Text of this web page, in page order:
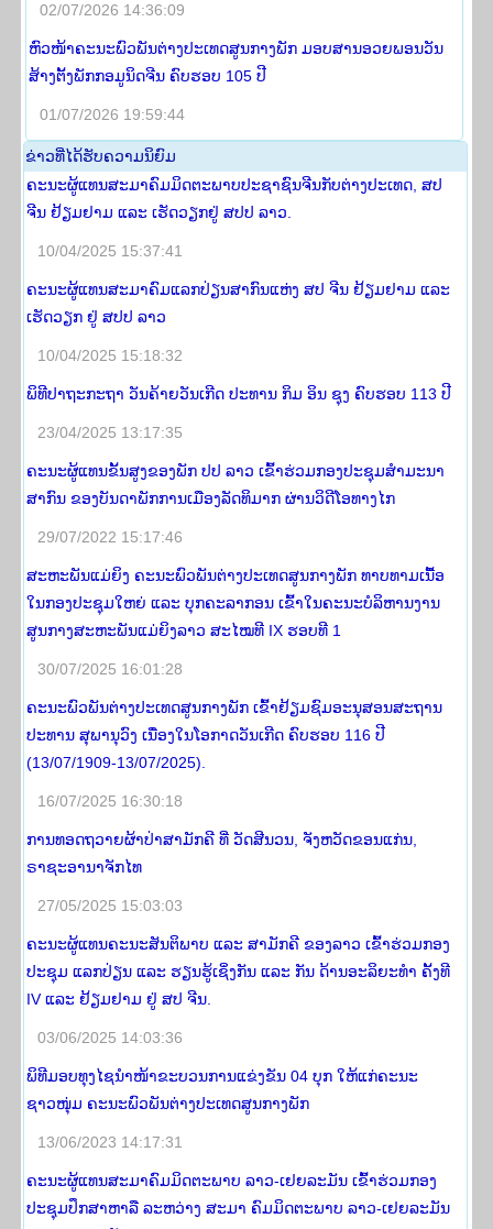
02/07/2026 14:36:09
ຫົວໜ້າຄະນະພົວພັນຕ່າງປະເທດສູນກາງພັກ ມອບສານອວຍພອນວັນ
ສ້າງຕັ້ງພັກກອມູນິດຈີນ ຄົບຮອບ 105 ປີ
01/07/2026 19:59:44
​ຂ່າວ​ທີ່​ໄດ້​ຮັບ​ຄວາມ​ນິ​ຍົມ
ຄະນະຜູ້ແທນສະມາຄົມມິດຕະພາບປະຊາຊົນຈີນກັບຕ່າງປະເທດ, ສປ
ຈີນ ຢ້ຽມຢາມ ແລະ ເຮັດວຽກຢູ່ ສປປ ລາວ.
10/04/2025 15:37:41
ຄະນະຜູ້ແທນສະມາຄົມແລກປ່ຽນສາກົນແຫ່ງ ສປ ຈີນ ຢ້ຽມຢາມ ແລະ
ເຮັດວຽກ ຢູ່ ສປປ ລາວ
10/04/2025 15:18:32
ພິທີປາຖະກະຖາ ວັນຄ້າຍວັນເກີດ ປະທານ ກິມ ອິນ ຊຸງ ຄົບຮອບ 113 ປີ
23/04/2025 13:17:35
ຄະນະຜູ້ແທນຂັ້ນສູງຂອງພັກ ປປ ລາວ ເຂົ້າຮ່ວມກອງປະຊຸມສໍາມະນາ
ສາກົນ ຂອງບັນດາພັກການເມືອງລັດທິມາກ ຜ່ານວິດີໂອທາງໄກ
29/07/2022 15:17:46
ສະຫະພັນແມ່ຍິງ ຄະນະພົວພັນຕ່າງປະເທດສູນກາງພັກ ທາບທາມເນື້ອ
ໃນກອງປະຊຸມໃຫຍ່ ແລະ ບຸກຄະລາກອນ ເຂົ້າໃນຄະນະບໍລິຫານງານ
ສູນກາງສະຫະພັນແມ່ຍິງລາວ ສະໄໝທີ IX ຮອບທີ 1
30/07/2025 16:01:28
ຄະນະພົວພັນຕ່າງປະເທດສູນກາງພັກ ເຂົ້າຢ້ຽມຊົມອະນຸສອນສະຖານ
ປະທານ ສຸພານຸວົງ ເນື່ອງໃນໂອກາດວັນເກີດ ຄົບຮອບ 116 ປີ
(13/07/1909-13/07/2025).
16/07/2025 16:30:18
ການທອດຖວາຍຜ້າປ່າສາມັກຄີ ທີ່ ວັດສີນວນ, ຈັງຫວັດຂອນແກ່ນ,
ຣາຊະອານາຈັກໄທ
27/05/2025 15:03:03
ຄະນະຜູ້ແທນຄະນະສັນຕິພາບ ແລະ ສາມັກຄີ ຂອງລາວ ເຂົ້າຮ່ວມກອງ
ປະຊຸມ ແລກປ່ຽນ ແລະ ຮຽນຮູ້ເຊິ່ງກັນ ແລະ ກັນ ດ້ານອະລິຍະທໍາ ຄັ້ງທີ
IV ແລະ ຢ້ຽມຢາມ ຢູ່ ສປ ຈີນ.
03/06/2025 14:03:36
ພິທີມອບທຸງໄຊນຳໜ້າຂະບວນການແຂ່ງຂັນ 04 ບຸກ ໃຫ້ແກ່ຄະນະ
ຊາວໜຸ່ມ ຄະນະພົວພັນຕ່າງປະເທດສູນກາງພັກ
13/06/2023 14:17:31
ຄະນະຜູ້ແທນສະມາຄົມມິດຕະພາບ ລາວ-ເຢຍລະມັນ ເຂົ້າຮ່ວມກອງ
ປະຊຸມປຶກສາຫາລື ລະຫວ່າງ ສະມາ ຄົມມິດຕະພາບ ລາວ-ເຢຍລະມັນ